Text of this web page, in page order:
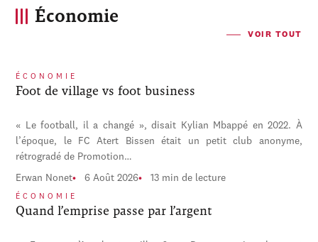
Économie
VOIR TOUT
ÉCONOMIE
Foot de village vs foot business
« Le football, il a changé », disait Kylian Mbappé en 2022. À
l’époque, le FC Atert Bissen était un petit club anonyme,
rétrogradé de Promotion…
Erwan Nonet 6 Août 2026 13 min de lecture
ÉCONOMIE
Quand l’emprise passe par l’argent